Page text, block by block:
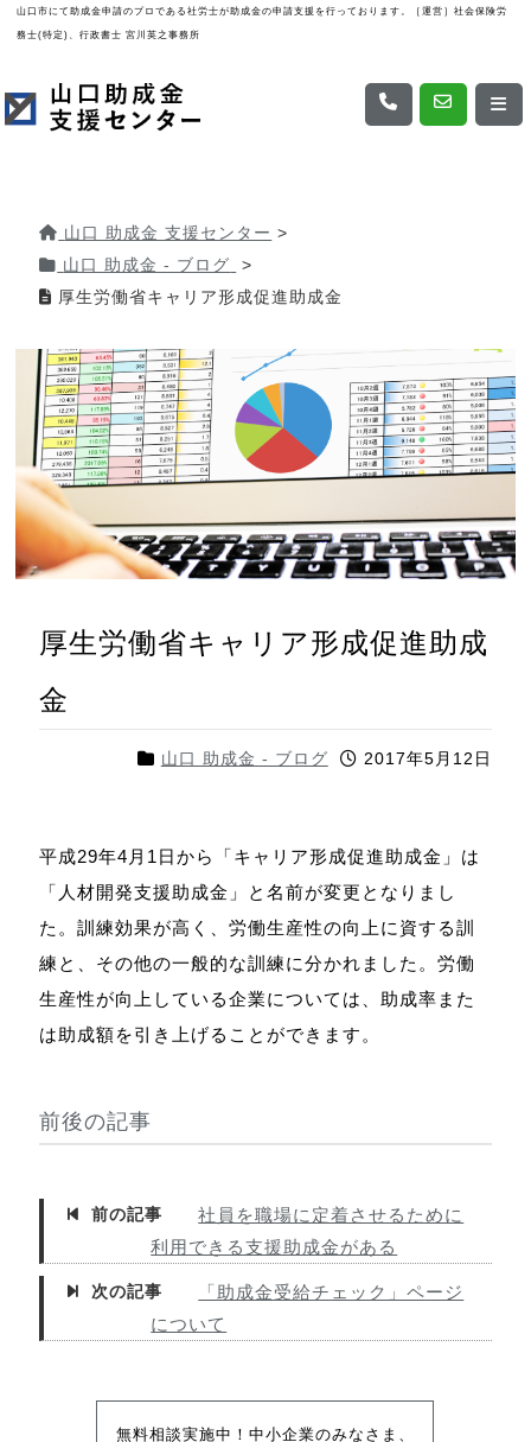
山口市にて助成金申請のプロである社労士が助成金の申請支援を行っております。［運営］社会保険労
務士(特定)、行政書士 宮川英之事務所
山口 助成金 支援センター >
山口 助成金 - ブログ
>
厚生労働省キャリア形成促進助成金
厚生労働省キャリア形成促進助成
金
2017年5月12日
山口 助成金 - ブログ
平成29年4月1日から「キャリア形成促進助成金」は
「人材開発支援助成金」と名前が変更となりまし
た。訓練効果が高く、労働生産性の向上に資する訓
練と、その他の一般的な訓練に分かれました。労働
生産性が向上している企業については、助成率また
は助成額を引き上げることができます。
前後の記事
前の記事
社員を職場に定着させるために
利用できる支援助成金がある
次の記事
「助成金受給チェック」ページ
について
無料相談実施中！中小企業のみなさま、